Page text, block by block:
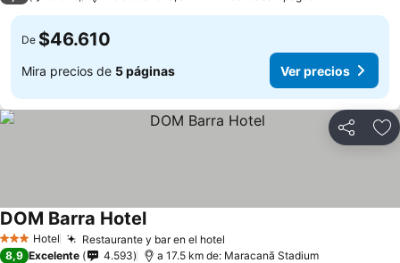
De $46.610
Mira precios de 5 páginas Ver precios
Compartir
3 Estrellas
Hotel Restaurante y bar en el hotel
DOM Barra HotelVer precios
8,9 Excelente 4.593 a 17.5 km de: Maracanã Stadium